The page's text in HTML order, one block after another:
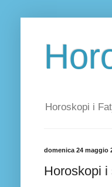
Horoskopi i
domenica 24 maggio
Horoskopi i